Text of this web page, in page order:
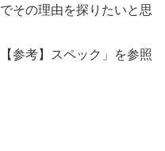
でその理由を探りたいと思
参考】スペック」を参照